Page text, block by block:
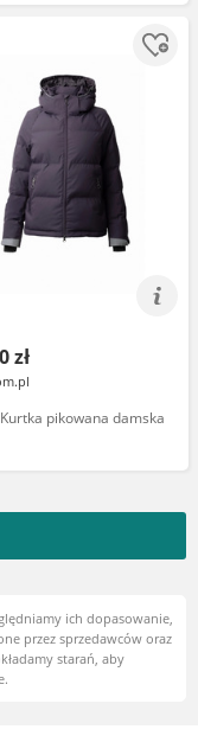
zł
Kurtka pikowana damska
ich dopasowanie,
przez sprzedawców oraz
starań, aby